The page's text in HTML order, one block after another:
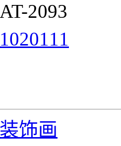
2093
1020111
装饰画